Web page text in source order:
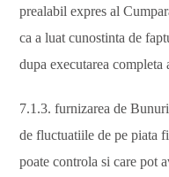
prealabil expres al
ca a luat cunostinta de
dupa executarea
7.1.3. furnizarea de
de fluctuatiile de pe piata
poate controla si care pot